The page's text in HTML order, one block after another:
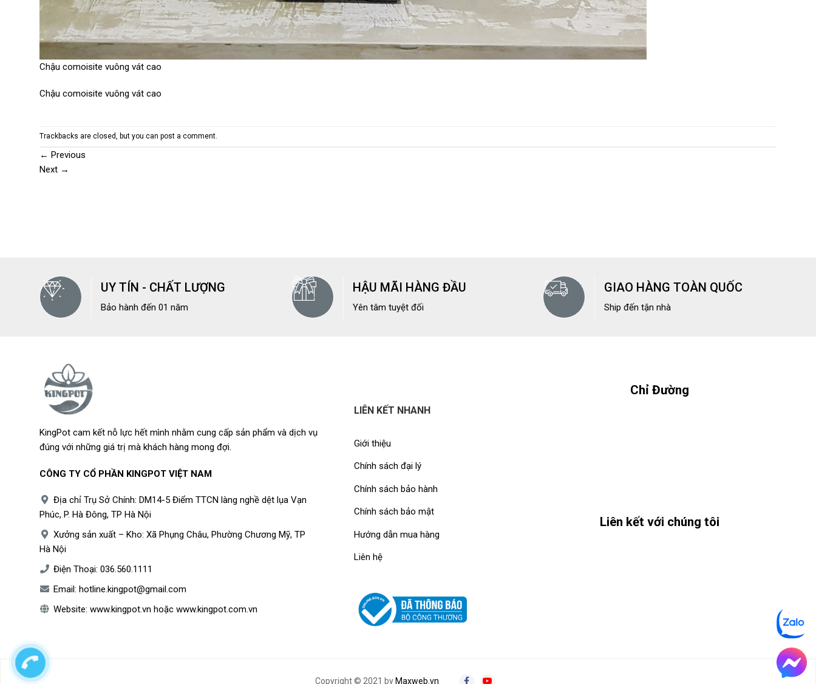
Chậu comoisite vuông vát cao
Chậu comoisite vuông vát cao
Trackbacks are closed, but you can post a comment
← Previous
Next →
UY TÍN - CHẤT LƯỢNG
Bảo hành đến 01 năm
HẬU MÃI HÀNG ĐẦU
Yên tâm tuyệt đối
GIAO HÀNG TOÀN QUỐC
Ship đến tận nhà
KingPot cam kết nỗ lực hết mình nhằm cung cấp sản phẩm và dịch vụ
đúng với những giá trị mà khách hàng mong đợi.
CÔNG TY CỔ PHẦN KINGPOT VIỆT NAM
Địa chỉ Trụ Sở Chính: DM14-5 Điểm TTCN làng nghề dệt lụa Vạn
Phúc, P. Hà Đông, TP Hà Nội
Xưởng sản xuất – Kho: Xã Phụng Châu, Phường Chương Mỹ, TP
Hà Nội
Điện Thoại: 036.560.1111
Email: hotline.kingpot@gmail.com
Website: www.kingpot.vn hoặc www.kingpot.com.vn
LIÊN KẾT NHANH
Giới thiệu
Chính sách đại lý
Chính sách bảo hành
Chính sách bảo mật
Hướng dẫn mua hàng
Liên hệ
Chỉ Đường
Liên kết với chúng tôi
Copyright © 2021 byMaxweb.vn